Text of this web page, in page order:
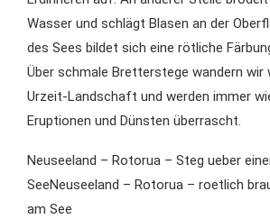
Wasser und schlägt Blasen an der
des Sees bildet sich eine rötliche
Über schmale Bretterstege wandern wir
Urzeit-Landschaft und werden immer
Eruptionen und Dünsten überrascht.
Neuseeland – Rotorua – Steg ueber
SeeNeuseeland – Rotorua – roetlich
am See